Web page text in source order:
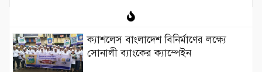
ক্যাশলেস বাংলাদেশ বিনির্মাণের লক্ষ্যে
সোনালী ব্যাংকের ক্যাম্পেইন